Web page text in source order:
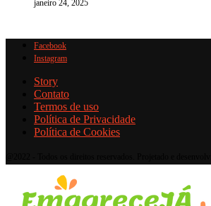
janeiro 24, 2025
Facebook
Instagram
Story
Contato
Termos de uso
Política de Privacidade
Política de Cookies